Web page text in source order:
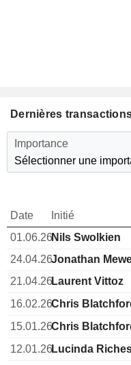
Dernières
Importance
Sélectionner une
Date Initié
01.06.26Nils Swolkien
24.04.26Jonathan
21.04.26Laurent Vittoz
16.02.26Chris
15.01.26Chris
12.01.26Lucinda